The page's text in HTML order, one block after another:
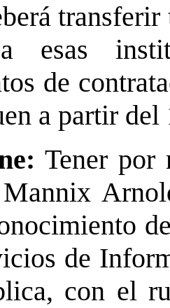
de
a partir del
Tener por
de
con el